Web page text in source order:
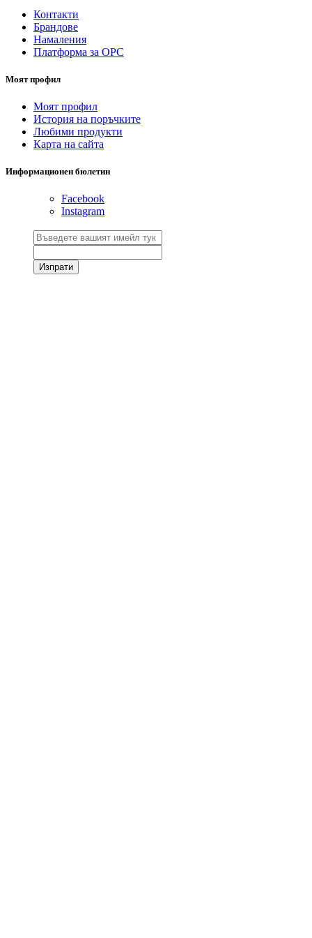
Контакти
Брандове
Намаления
Платформа за ОРС
Моят профил
Моят профил
История на поръчките
Любими продукти
Карта на сайта
Информационен бюлетин
Facebook
Instagram